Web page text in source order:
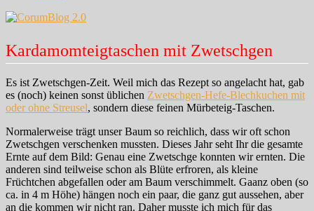
Kardamomteigtaschen mit Zwetschgen
Es ist Zwetschgen-Zeit. Weil mich das Rezept so angelacht hat, gab
es (noch) keinen sonst üblichen Zwetschgen-Hefe-Blechkuchen mit
oder ohne Streusel, sondern diese feinen Mürbeteig-Taschen.
Normalerweise trägt unser Baum so reichlich, dass wir oft schon
Zwetschgen verschenken mussten. Dieses Jahr seht Ihr die gesamte
Ernte auf dem Bild: Genau eine Zwetschge konnten wir ernten. Die
anderen sind teilweise schon als Blüte erfroren, als kleine
Früchtchen abgefallen oder am Baum verschimmelt. Gaanz oben (so
ca. in 4 m Höhe) hängen noch ein paar, die ganz gut aussehen, aber
an die kommen wir nicht ran. Daher musste ich mich für das